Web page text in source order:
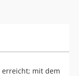
erreicht; mit dem